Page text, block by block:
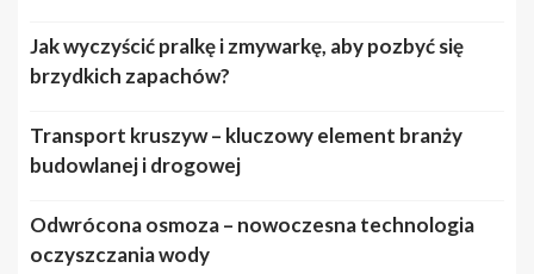
Jak wyczyścić pralkę i zmywarkę, aby pozbyć się
brzydkich zapachów?
Transport kruszyw – kluczowy element branży
budowlanej i drogowej
Odwrócona osmoza – nowoczesna technologia
oczyszczania wody